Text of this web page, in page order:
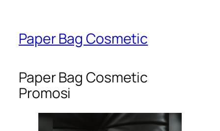
Paper Bag Cosmetic
Paper Bag Cosmetic
Promosi